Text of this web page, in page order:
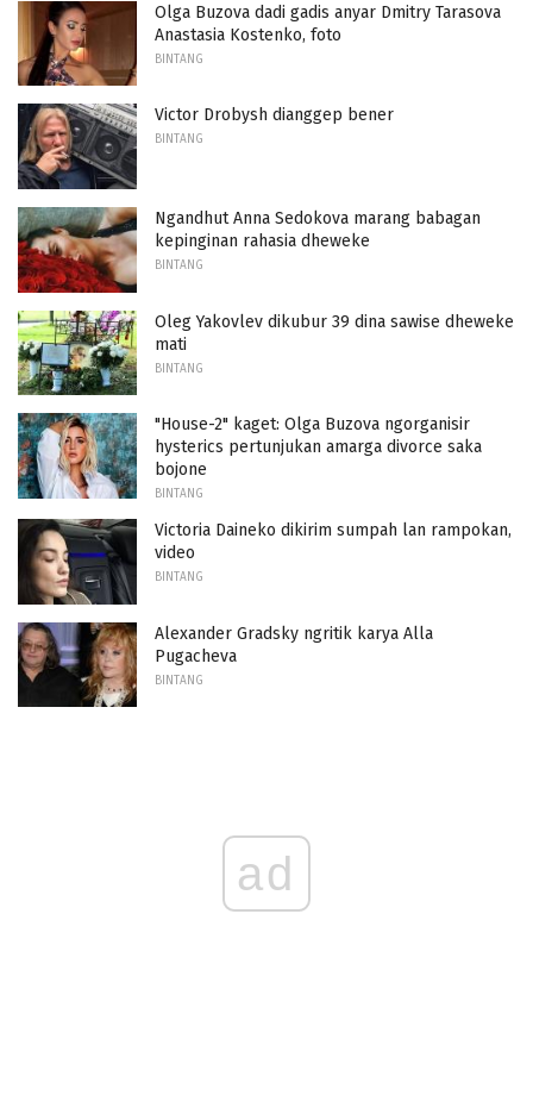
Olga Buzova dadi gadis anyar Dmitry Tarasova
Anastasia Kostenko, foto
BINTANG
Victor Drobysh dianggep bener
BINTANG
Ngandhut Anna Sedokova marang babagan
kepinginan rahasia dheweke
BINTANG
Oleg Yakovlev dikubur 39 dina sawise dheweke
mati
BINTANG
"House-2" kaget: Olga Buzova ngorganisir
hysterics pertunjukan amarga divorce saka
bojone
BINTANG
Victoria Daineko dikirim sumpah lan rampokan,
video
BINTANG
Alexander Gradsky ngritik karya Alla
Pugacheva
BINTANG
ad